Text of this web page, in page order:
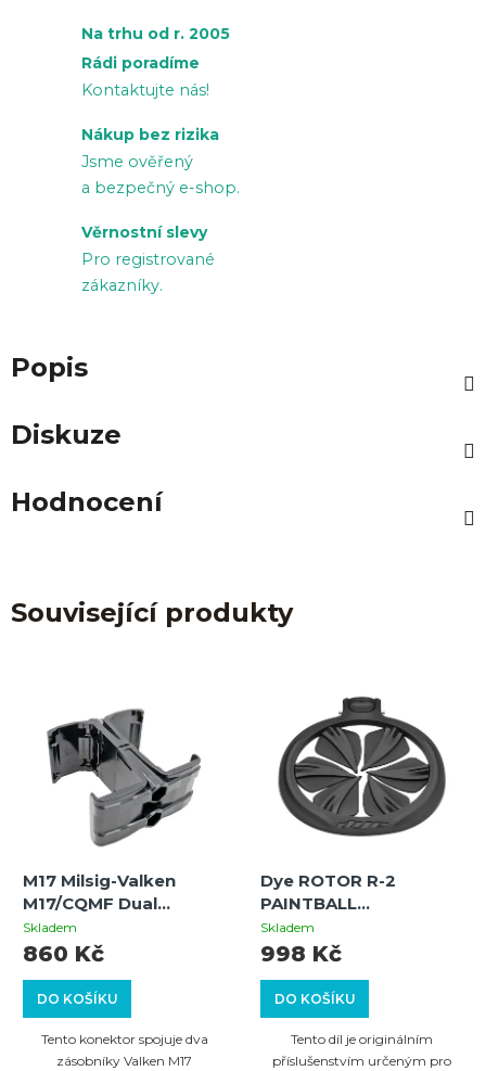
Na trhu od r. 2005
Rádi poradíme
Kontaktujte nás!
Nákup bez rizika
Jsme ověřený
a bezpečný e-shop.
Věrnostní slevy
Pro registrované
zákazníky.
Popis
Diskuze
Hodnocení
Související produkty
M17 Milsig-Valken
M17/CQMF Dual
Magazine Connector
Skladem
DO KOŠÍKU
860 Kč
Tento konektor spojuje dva
zásobníky Valken M17
Dye ROTOR R-2
PAINTBALL
HOPPER/LOADER
QUICK FEED (BLACK)
Skladem
DO KOŠÍKU
998 Kč
Tento díl je originálním
příslušenstvím určeným pro